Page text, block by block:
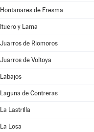
Hontanares de Eresma
Ituero y Lama
Juarros de Riomoros
Juarros de Voltoya
Labajos
Laguna de Contreras
La Lastrilla
La Losa